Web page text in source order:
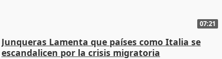
07:21
Junqueras Lamenta que países como Italia se
escandalicen por la crisis migratoria